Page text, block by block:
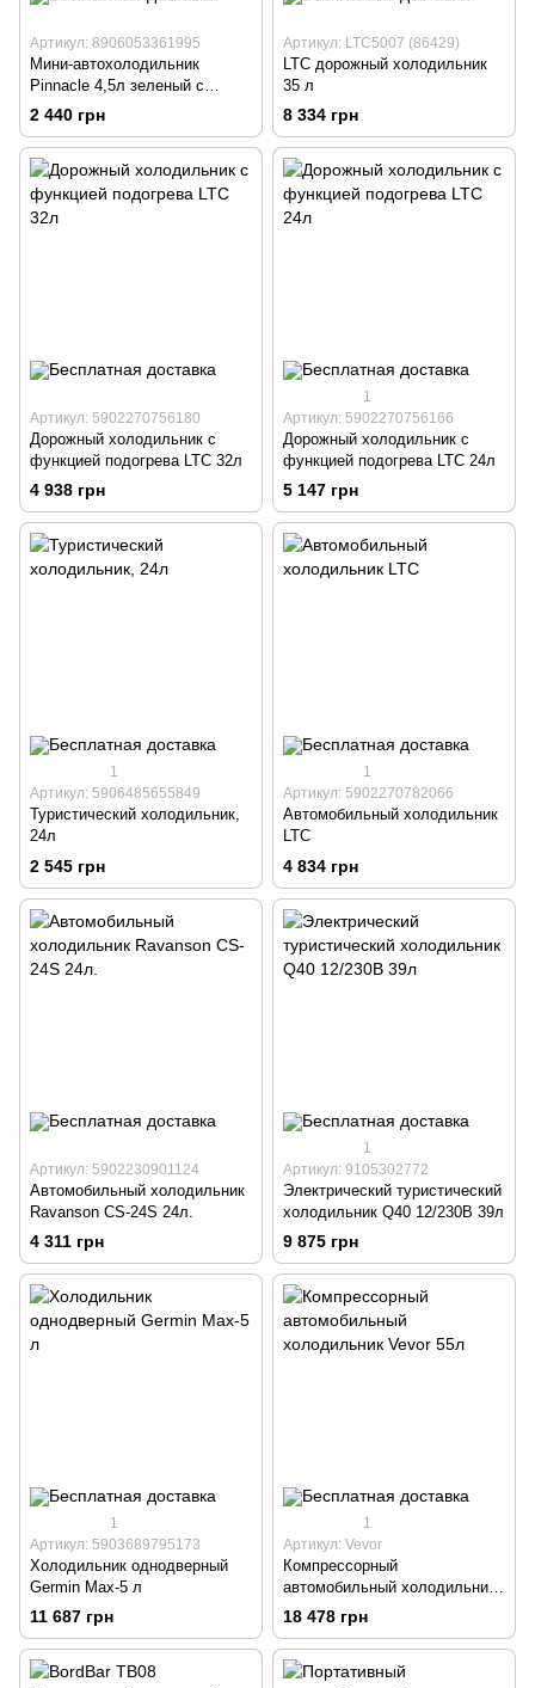
Артикул: 8906053361995
Мини-автохолодильник
Pinnacle 4,5л зеленый с
морозильной вставкой
2 440 грн
Артикул: LTC5007 (86429)
LTC дорожный холодильник
35 л
8 334 грн
Артикул: 5902270756180
Дорожный холодильник с
функцией подогрева LTC 32л
4 938 грн
1
Артикул: 5902270756166
Дорожный холодильник с
функцией подогрева LTC 24л
5 147 грн
1
Артикул: 5906485655849
Туристический холодильник,
24л
2 545 грн
1
Артикул: 5902270782066
Автомобильный холодильник
LTC
4 834 грн
Артикул: 5902230901124
Автомобильный холодильник
Ravanson CS-24S 24л.
4 311 грн
1
Артикул: 9105302772
Электрический туристический
холодильник Q40 12/230В 39л
9 875 грн
1
Артикул: 5903689795173
Холодильник однодверный
Germin Max-5 л
11 687 грн
1
Артикул: Vevor
Компрессорный
автомобильный холодильник
Vevor 55л
18 478 грн